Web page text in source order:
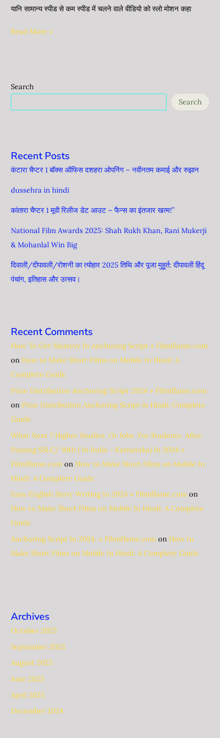
यानि सामान्य स्पीड से कम स्पीड में चलने वाले वीडियो को स्लो मोशन कहा
Read More »
Search
Search
Recent Posts
कंटारा चैप्टर 1 बॉक्स ऑफिस दशहरा ओपनिंग – नवीनतम कमाई और रुझान
dussehra in hindi
कांतारा चैप्टर 1 मूवी रिलीज डेट आउट – फैन्स का इंतजार खत्म!”
National Film Awards 2025: Shah Rukh Khan, Rani Mukerji
& Mohanlal Win Big
दिवाली/दीपावली/रोशनी का त्योहार 2025 तिथि और पूजा मुहूर्त: दीपावली हिंदू
पंचांग, ​​इतिहास और उत्सव।
Recent Comments
How To Get Mastery In Anchoring Script » Filmiflame.com
on How to Make Short Films on Mobile In Hindi: A
Complete Guide
Prize Distribution Anchoring Script 2024 » Filmiflame.com
on Prize Distribution Anchoring Script in Hindi: Complete
Guide
What Next ? Higher Studies, Or Jobs. For Students. After
Passing SSLC/ 10th ( In India - Karnataka) In 2024 »
Filmiflame.com on How to Make Short Films on Mobile In
Hindi: A Complete Guide
Easy English Story Writing In 2024 » Filmiflame.com on
How to Make Short Films on Mobile In Hindi: A Complete
Guide
Anchoring Script In 2024. » Filmiflame.com on How to
Make Short Films on Mobile In Hindi: A Complete Guide
Archives
October 2025
September 2025
August 2025
June 2025
April 2025
December 2024